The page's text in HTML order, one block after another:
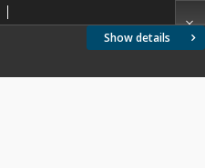
Show details